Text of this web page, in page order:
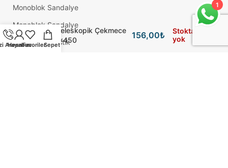
Monoblok Sandalye
Monoblok Sandalye
Adem Koç Plastik
Arayın
HesabımFavorilerSepet
Samet Teleskopik Çekmece
Rayı 35×450
156,00₺
Stokta
yok
1